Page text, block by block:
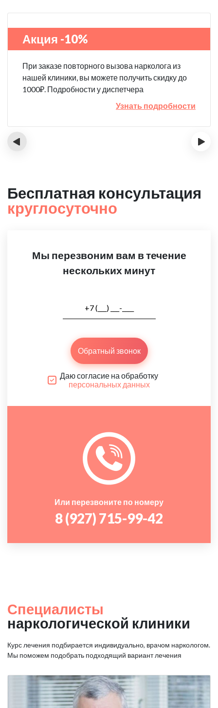
Акция -10%
При заказе повторного вызова нарколога из
нашей клиники, вы можете получить скидку до
1000₽. Подробности у диспетчера
Узнать подробности
‹ ›
Бесплатная консультация
круглосуточно
Мы перезвоним вам в течение
нескольких минут
Обратный звонок
Даю согласие на обработку
персональных данных
Или перезвоните по номеру
8 (927) 715-99-42
Специалисты
наркологической клиники
Курс лечения подбирается индивидуально, врачом наркологом.
Мы поможем подобрать подходящий вариант лечения